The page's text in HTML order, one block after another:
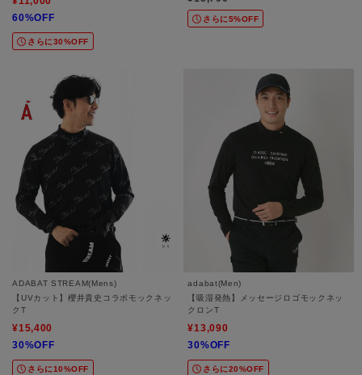
60%OFF
さらに30%OFF
さらに5%OFF
ADABAT STREAM(Mens)
【UVカット】櫻井貴史コラボモックネッ
クT
¥15,400
30%OFF
さらに10%OFF
adabat(Men)
【吸湿発熱】メッセージロゴモックネッ
クロンT
¥13,090
30%OFF
さらに20%OFF